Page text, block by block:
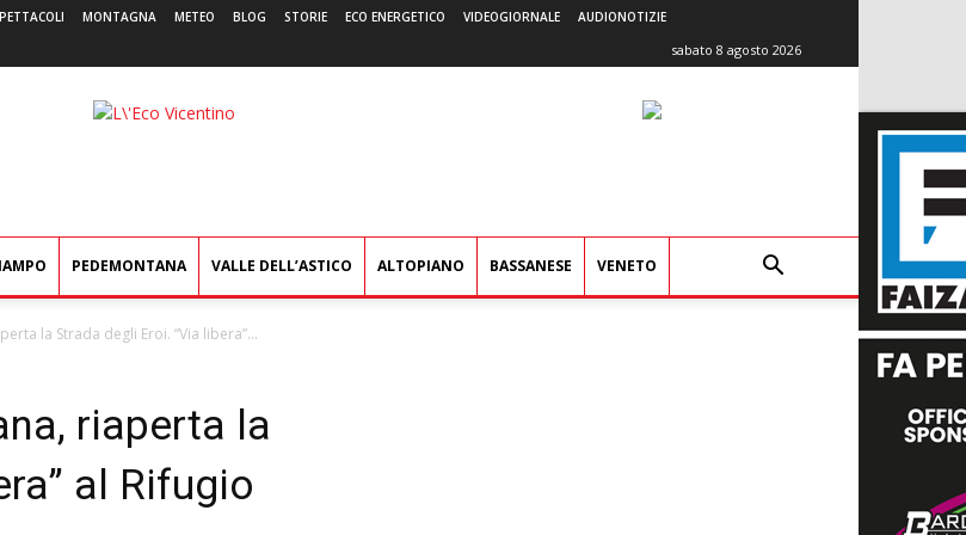
MONTAGNA METEO BLOG STORIE ECO ENERGETICO VIDEOGIORNALE AUDIONOTIZIE
sabato 8 agosto 2026
L'Eco
PEDEMONTANA VALLE DELL’ASTICO ALTOPIANO BASSANESE VENETO
la Strada degli Eroi. “Via libera”...
riaperta la
al Rifugio